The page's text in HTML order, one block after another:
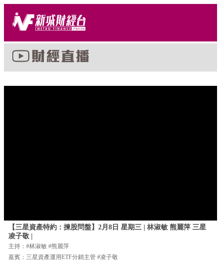
【三星資產特約：揀股問盤】2月8日 星期三 | 林淑敏 熊麗萍 三星
凌子敬 |
主持：#林淑敏 #熊麗萍
嘉賓：三星資產運用ETF分銷主管 #凌子敬